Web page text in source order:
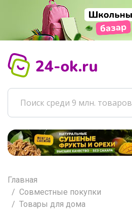
Главная
Совместные покупки
Товары для дома